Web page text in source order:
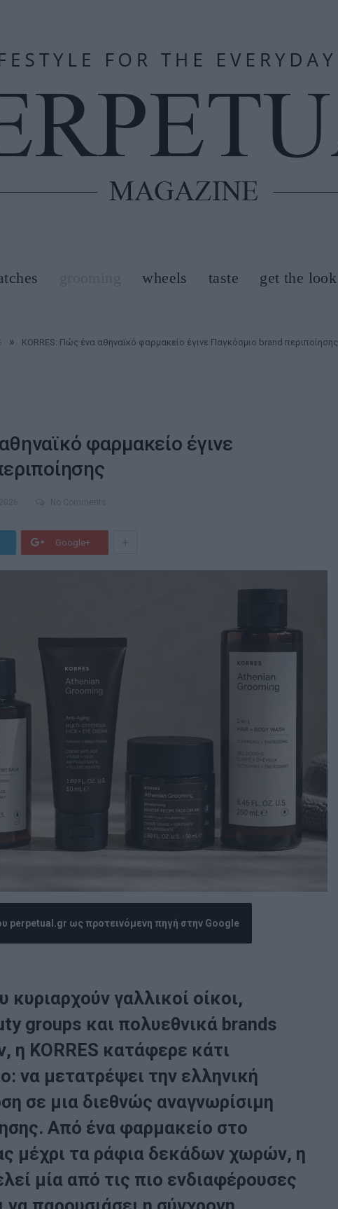
wheels taste get the look
» KORRES: Πώς ένα αθηναϊκό φαρμακείο έγινε Παγκόσμιο brand περιποίησης
φαρμακείο έγινε
Google+
perpetual.gr ως προτεινόμενη πηγή στην Google
κυριαρχούν γαλλικοί οίκοι,
groups και πολυεθνικά brands
η KORRES κατάφερε κάτι
να μετατρέψει την ελληνική
σε μια διεθνώς αναγνωρίσιμη
Από ένα φαρμακείο στο
μέχρι τα ράφια δεκάδων χωρών, η
μία από τις πιο ενδιαφέρουσες